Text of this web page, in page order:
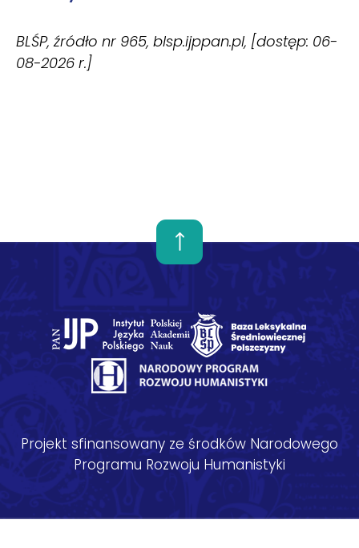
BLŚP, źródło nr 965, blsp.ijppan.pl, [dostęp: 06-
08-2026 r.]
Projekt sfinansowany ze środków Narodowego
Programu Rozwoju Humanistyki